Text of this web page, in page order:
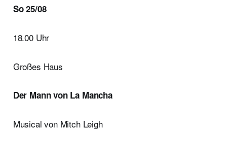
So 25/08
18.00 Uhr
Großes Haus
Der Mann von La Mancha
Musical von Mitch Leigh